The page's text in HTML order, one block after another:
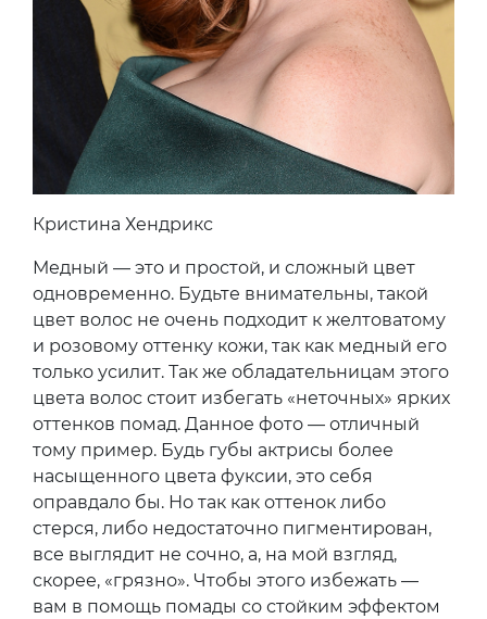
Кристина Хендрикс
Медный — это и простой, и сложный цвет
одновременно. Будьте внимательны, такой
цвет волос не очень подходит к желтоватому
и розовому оттенку кожи, так как медный его
только усилит. Так же обладательницам этого
цвета волос стоит избегать «неточных» ярких
оттенков помад. Данное фото — отличный
тому пример. Будь губы актрисы более
насыщенного цвета фуксии, это себя
оправдало бы. Но так как оттенок либо
стерся, либо недостаточно пигментирован,
все выглядит не сочно, а, на мой взгляд,
скорее, «грязно». Чтобы этого избежать —
вам в помощь помады со стойким эффектом